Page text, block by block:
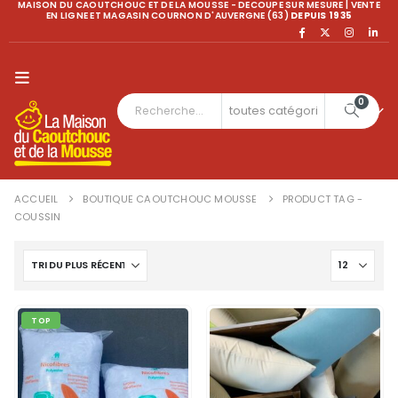
MAISON DU CAOUTCHOUC ET DE LA MOUSSE - DECOUPE SUR MESURE | VENTE
EN LIGNE ET MAGASIN COURNON D'AUVERGNE (63) DEPUIS 1935
0
ACCUEIL BOUTIQUE CAOUTCHOUC MOUSSE
PRODUCT TAG -
COUSSIN
TOP